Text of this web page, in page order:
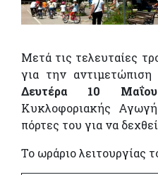
Μετά τις τελευταίες
για την αντιμετώπιση
Δευτέρα 10
Κυκλοφοριακής
πόρτες του για να
Το ωράριο λειτουργίας